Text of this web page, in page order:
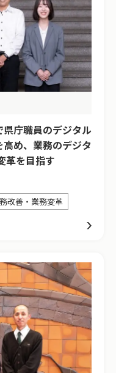
庁職員のデジタル
め、業務のデジタ
革を目指す
改善・業務変革